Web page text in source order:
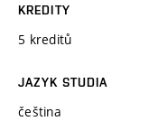
KREDITY
5 kreditů
JAZYK STUDIA
čeština